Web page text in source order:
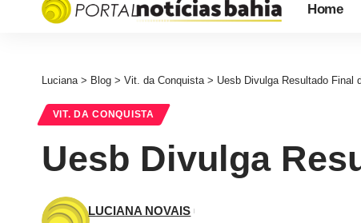
Home
Luciana> Blog > Vit. da Conquista> Uesb Divulga Resultado Final
VIT. DA CONQUISTA
Uesb Divulga
LUCIANA NOVAIS